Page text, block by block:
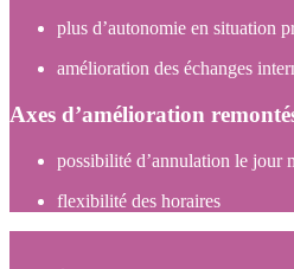
plus d’autonomie en situation
amélioration des échanges
Axes d’amélioration
possibilité d’annulation le jour
flexibilité des horaires